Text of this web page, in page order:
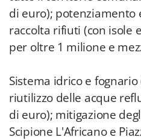
di euro); potenziamento
raccolta rifiuti (con isole
per oltre 1 milione e
Sistema idrico e fognario
riutilizzo delle acque
di euro); mitigazione
Scipione L'Africano e